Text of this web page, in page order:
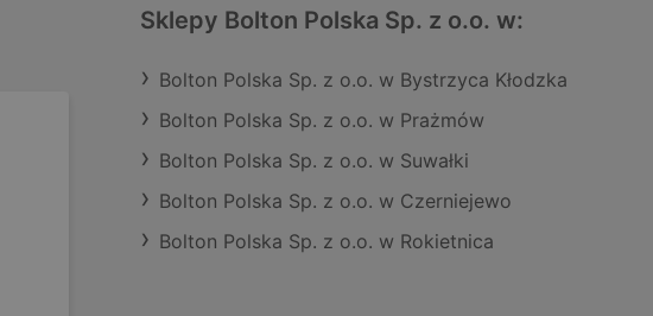
Sklepy Bolton Polska Sp. z o.o. w:
Bolton Polska Sp. z o.o. w Bystrzyca Kłodzka
Bolton Polska Sp. z o.o. w Prażmów
Bolton Polska Sp. z o.o. w Suwałki
Bolton Polska Sp. z o.o. w Czerniejewo
Bolton Polska Sp. z o.o. w Rokietnica